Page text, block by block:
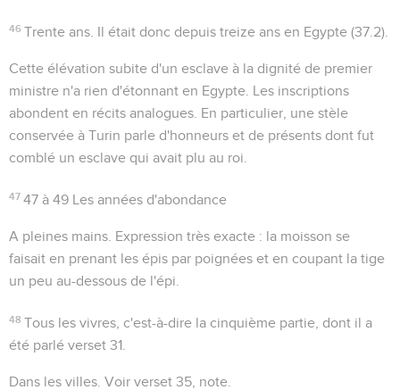
46 Trente ans . Il était donc depuis treize ans en Egypte (37.2).
Cette élévation subite d'un esclave à la dignité de premier
ministre n'a rien d'étonnant en Egypte. Les inscriptions
abondent en récits analogues. En particulier, une stèle
conservée à Turin parle d'honneurs et de présents dont fut
comblé un esclave qui avait plu au roi.
47 47 à 49 Les années d'abondance
A pleines mains . Expression très exacte : la moisson se
faisait en prenant les épis par poignées et en coupant la tige
un peu au-dessous de l'épi.
48 Tous les vivres , c'est-à-dire la cinquième partie, dont il a
été parlé verset 31.
Dans les villes . Voir verset 35, note.